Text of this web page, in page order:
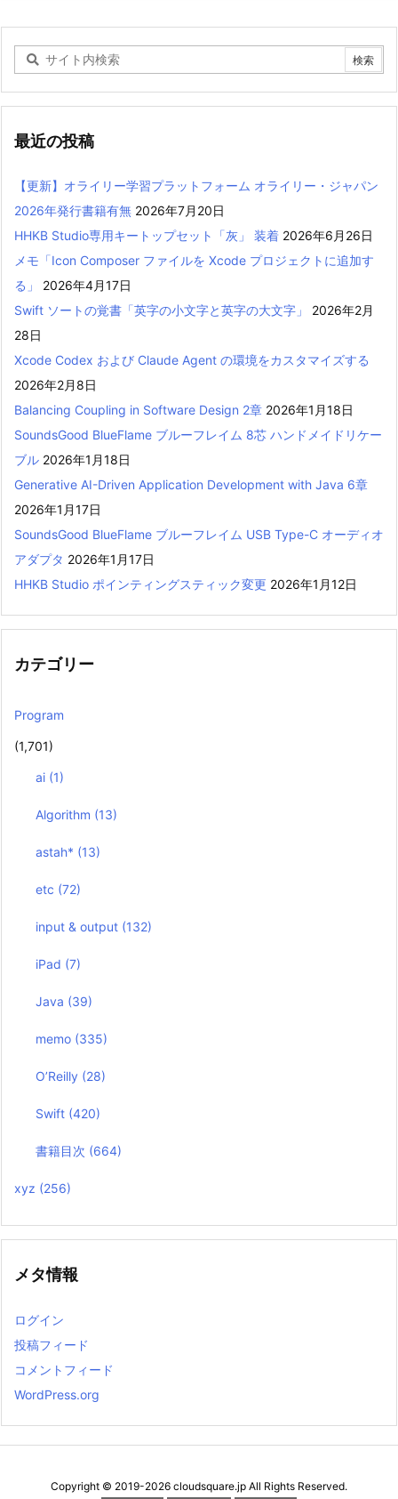
最近の投稿
【更新】オライリー学習プラットフォーム オライリー・ジャパン
2026年発行書籍有無 2026年7月20日
HHKB Studio専用キートップセット「灰」 装着 2026年6月26日
メモ「Icon Composer ファイルを Xcode プロジェクトに追加す
る」
2026年4月17日
Swift ソートの覚書「英字の小文字と英字の大文字」
2026年2月
28日
Xcode Codex および Claude Agent の環境をカスタマイズする
2026年2月8日
Balancing Coupling in Software Design 2章 2026年1月18日
SoundsGood BlueFlame ブルーフレイム 8芯 ハンドメイドリケー
ブル 2026年1月18日
Generative AI-Driven Application Development with Java 6章
2026年1月17日
SoundsGood BlueFlame ブルーフレイム USB Type-C オーディオ
アダプタ 2026年1月17日
HHKB Studio ポインティングスティック変更 2026年1月12日
カテゴリー
Program
(1,701)
ai (1)
Algorithm (13)
astah* (13)
etc (72)
input & output (132)
iPad (7)
Java (39)
memo (335)
O’Reilly (28)
Swift (420)
書籍目次 (664)
xyz (256)
メタ情報
ログイン
投稿フィード
コメントフィード
WordPress.org
Copyright © 2019-2026 cloudsquare.jp All Rights Reserved.